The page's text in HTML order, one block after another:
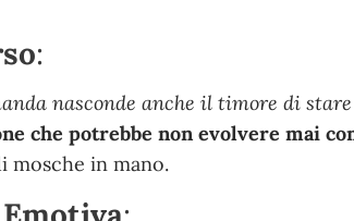
:
nasconde anche il timore di
che potrebbe non evolvere mai
mosche in mano.